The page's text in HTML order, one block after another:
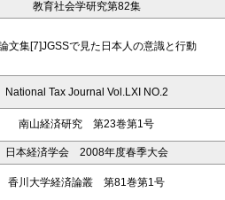
教育社会学研究第82集
文集[7]JGSSで見た日本人の意識と行動
National Tax Journal Vol.LXI NO.2
南山経済研究 第23巻第1号
日本経済学会 2008年度春季大会
香川大学経済論叢 第81巻第1号